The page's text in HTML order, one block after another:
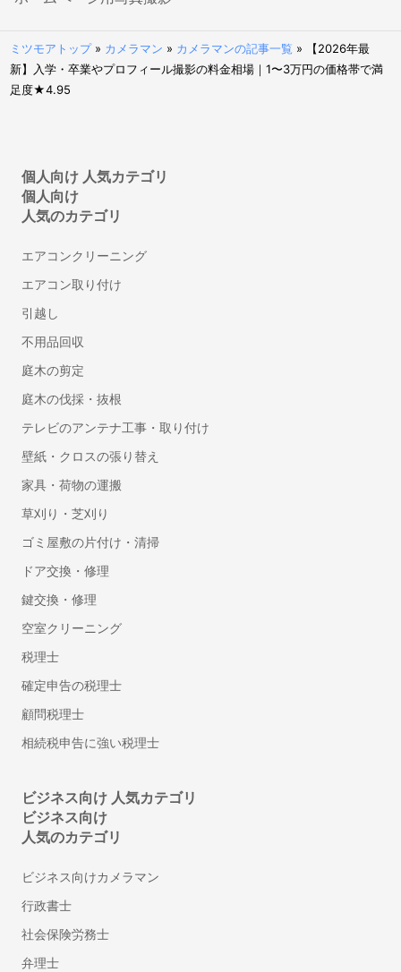
遺産相続手続き代行に強い行政書士
許認可に強い行政書士
ビザ申請代行・入管業務代行に強い行政書士
内容証明・債権債務問題に強い行政書士
古物商許可申請代行の行政書士
自動車の名義・住所変更代行に強い行政書士
帰化申請代行の行政書士
相続人調査・戸籍収集代行の行政書士
相続財産の調査代行の行政書士
遺産分割協議書作成代行の行政書士
自動車登録に強い行政書士
デザイン
チラシデザイン・フライヤー作成
ロゴ作成
翻訳
英語・英文の翻訳
リフォーム
インテリアコーディネーター
フローリング・床の張り替え
タイル工事
部屋の間仕切り・壁設置リフォーム
トイレリフォーム・トイレ（便器）交換
洗面台（洗面所）のリフォーム・交換
雨樋の掃除
和室から洋室へのリフォーム
壁の撤去・間取り変更リフォーム
サウナの設置・修理
ミツモアトップ» カメラマン » カメラマンの記事一覧 »
【2026年最
新】入学・卒業やプロフィール撮影の料金相場｜1〜3万円の価格帯で満
足度★4.95
個人向け 人気カテゴリ
個人向け
人気のカテゴリ
エアコンクリーニング
エアコン取り付け
引越し
不用品回収
庭木の剪定
庭木の伐採・抜根
テレビのアンテナ工事・取り付け
壁紙・クロスの張り替え
家具・荷物の運搬
草刈り・芝刈り
ゴミ屋敷の片付け・清掃
ドア交換・修理
鍵交換・修理
空室クリーニング
税理士
確定申告の税理士
顧問税理士
相続税申告に強い税理士
ビジネス向け 人気カテゴリ
ビジネス向け
人気のカテゴリ
ビジネス向けカメラマン
行政書士
社会保険労務士
弁理士